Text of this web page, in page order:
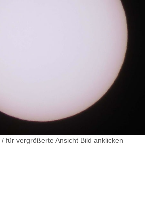
für vergrößerte Ansicht Bild anklicken